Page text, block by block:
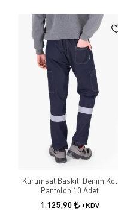
Kurumsal Baskılı Denim Kot
Pantolon 10 Adet
1.125,90 +KDV